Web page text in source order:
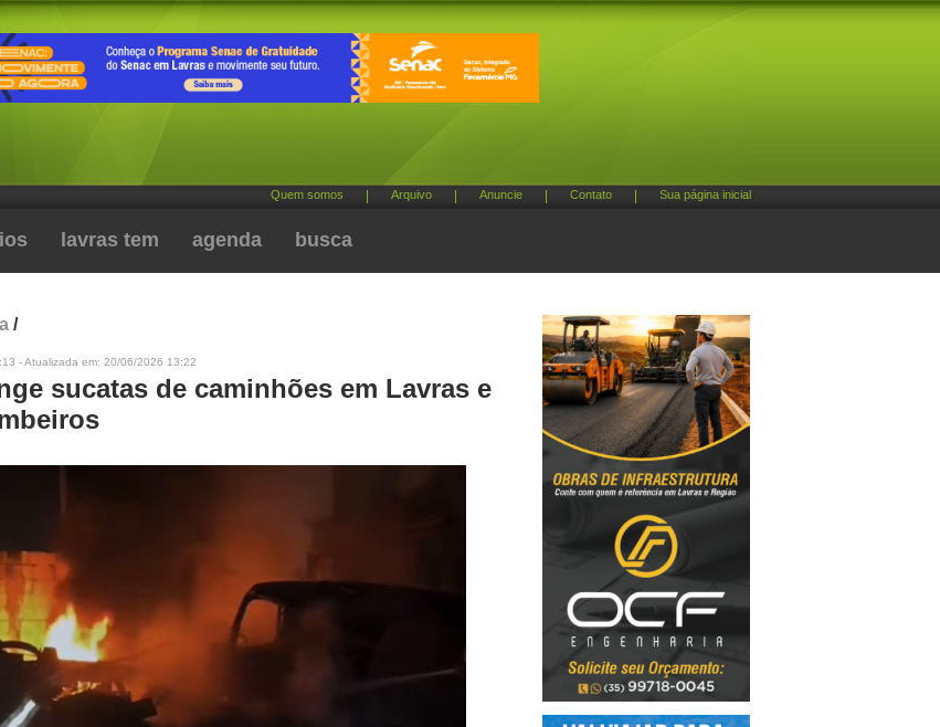
Quem somos Arquivo Anuncie Contato Sua página inicial
lavras tem agenda busca
/
- Atualizada em: 20/06/2026 13:22
sucatas de caminhões em Lavras e